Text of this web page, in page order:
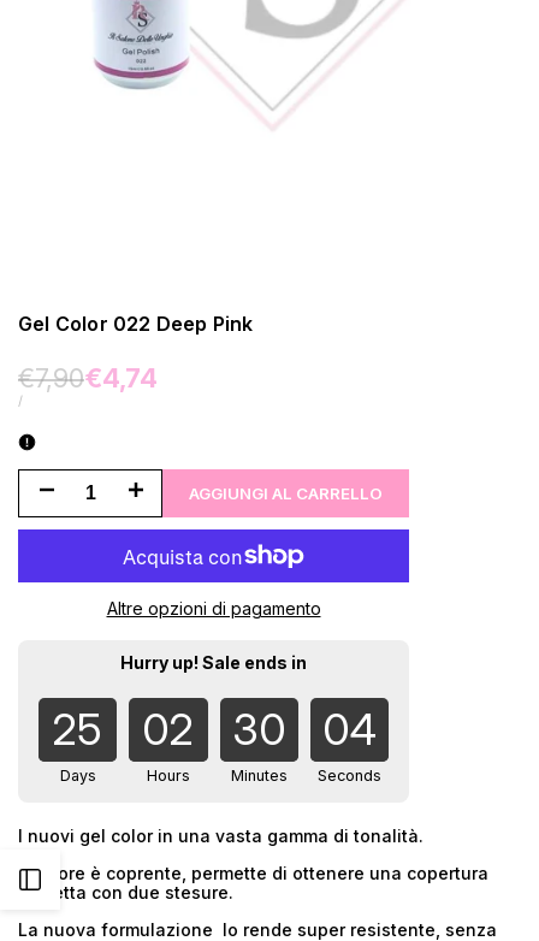
Apri
Gel Color 022 Deep Pink
Prezzo
normale
€7,90Prezzo
€4,74
PREZZO
/
Riduci
quantità
Color
022
Aumenta
quantità
Gel
Color
022
AGGIUNGI AL CARRELLO
Altre opzioni di pagamento
25 02 30 03
I nuovi gel color in una vasta gamma di tonalità.
Il colore è coprente, permette di ottenere una copertura
perfetta con due stesure.
La nuova formulazione lo rende super resistente, senza